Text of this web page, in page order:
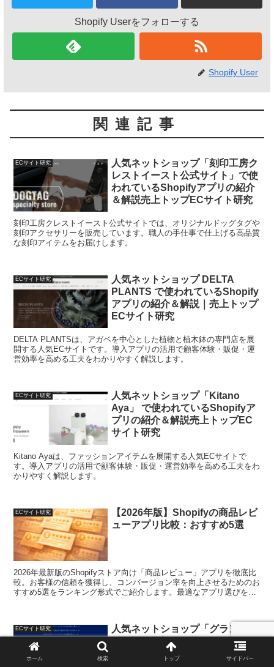
Shopify Userをフォローする
Shopify User
関連記事
ECサイト研究
人気ネットショップ「刻印工房ク
レストイースト公式サイト」で使
われているShopifyアプリの紹介
＆解説売上トップECサイト研究
刻印工房クレストイースト公式サイトでは、オリジナルドッグタグや
刻印アクセサリーを販売しています。職人の手仕事で仕上げる高品質
な刻印アイテムをお届けします。
ECサイト研究
人気ネットショップ DELTA
PLANTS で使われているShopify
アプリの紹介＆解説｜売上トップ
ECサイト研究
DELTA PLANTSは、アガベを中心とした植物と植木鉢の専門店を展
開する人気ECサイトです。導入アプリの活用で顧客体験・販促・運
営効率を高める工夫をわかりやすく解説します。
ECサイト研究
人気ネットショップ「Kitano
Aya」 で使われているShopifyア
プリの紹介＆解説売上トップEC
サイト研究
Kitano Ayaは、ファッションアイテムを展開する人気ECサイトで
す。導入アプリの活用で顧客体験・販促・運営効率を高める工夫をわ
かりやすく解説します。
ECサイト研究
【2026年版】Shopifyの商品レビ
ューアプリ比較：おすすめ5選
2026年最新版のShopifyストア向け「商品レビュー」アプリを徹底比
較。お客様の信頼を獲得し、コンバージョン率を向上させるためのお
すすめ5選をランキング形式でご紹介します。最適なアプリ選びをサ
ECサイト研究
人気ネットショップ「グランリヴ
ィエール箱根」で使われている
Shopifyアプリの紹介＆解説売上
ホーム 検索 トップ サイドバー